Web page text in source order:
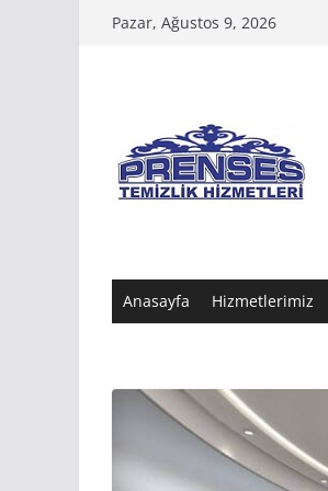
Pazar, Ağustos 9, 2026
Anasayfa Hizmetlerimiz